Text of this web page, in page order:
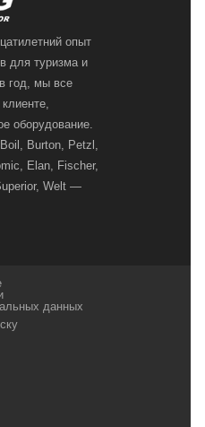
опыт
для туризма и
год, мы все
оборудование.
Burton, Petzl,
Elan, Fischer,
Welt —
данных